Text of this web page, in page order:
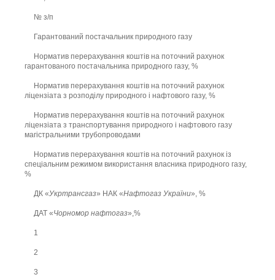
№ з/п
Гарантований постачальник природного газу
Норматив перерахування коштів на поточний рахунок
гарантованого постачальника природного газу, %
Норматив перерахування коштів на поточний рахунок
ліцензіата з розподілу природного і нафтового газу, %
Норматив перерахування коштів на поточний рахунок
ліцензіата з транспортування природного і нафтового газу
магістральними трубопроводами
Норматив перерахування коштів на поточний рахунок із
спеціальним режимом використання власника природного газу,
%
ДК «Укртрансгаз» НАК «Нафтогаз України», %
ДАТ «Чорномор нафтогаз»,%
1
2
3